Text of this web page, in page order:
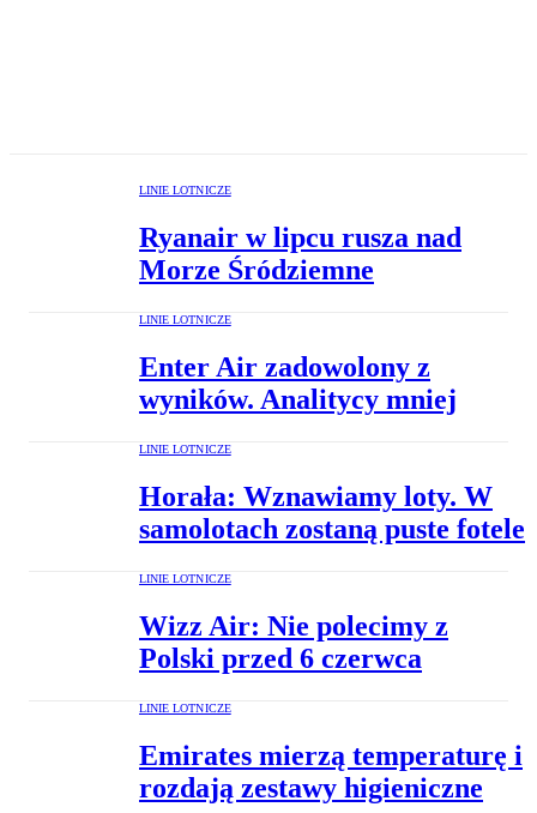
LINIE LOTNICZE
Ryanair w lipcu rusza nad
Morze Śródziemne
LINIE LOTNICZE
Enter Air zadowolony z
wyników. Analitycy mniej
LINIE LOTNICZE
Horała: Wznawiamy loty. W
samolotach zostaną puste fotele
LINIE LOTNICZE
Wizz Air: Nie polecimy z
Polski przed 6 czerwca
LINIE LOTNICZE
Emirates mierzą temperaturę i
rozdają zestawy higieniczne